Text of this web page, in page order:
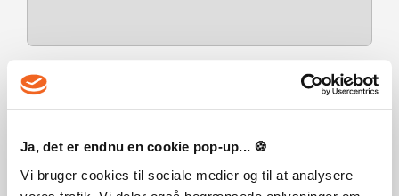
Ja, det er endnu en cookie pop-up... 🍪
Vi bruger cookies til sociale medier og til at analysere